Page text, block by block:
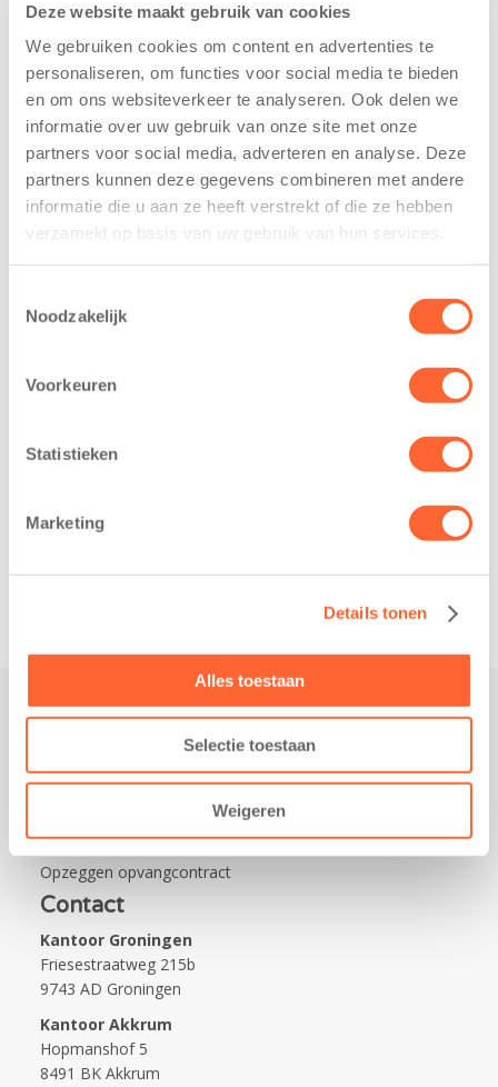
Deze website maakt gebruik van cookies
We gebruiken cookies om content en advertenties te
personaliseren, om functies voor social media te bieden
en om ons websiteverkeer te analyseren. Ook delen we
informatie over uw gebruik van onze site met onze
partners voor social media, adverteren en analyse. Deze
partners kunnen deze gegevens combineren met andere
informatie die u aan ze heeft verstrekt of die ze hebben
verzameld op basis van uw gebruik van hun services.
Noodzakelijk
Voorkeuren
Statistieken
Marketing
Details tonen
Alles toestaan
Selectie toestaan
Weigeren
Kinderen BSO
De
Westerburcht
trainen alvast
voor Kids First
Mini 4 Mijl
7 augustus 2026
Eelde, 6 augustus
Westerburcht in
voor de Kids First
kregen een…
Kids First
tekent
koopcontract
voor nieuw
kindcentrum in
wijk Wiarda in
Leeuwarden
11 juni 2026
Leeuwarden Zuid.
Werken bij Kids First
Wijzigen opvangcontract
Opzeggen opvangcontract
Contact
Kantoor Groningen
Friesestraatweg 215b
9743 AD Groningen
Kantoor Akkrum
Hopmanshof 5
8491 BK Akkrum